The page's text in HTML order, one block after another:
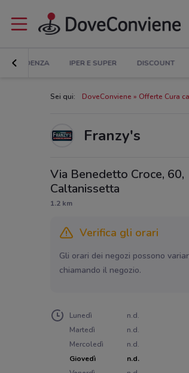
IN EVIDENZA IPER E SUPER DISCOUNT
Sei qui: DoveConviene Offerte Cura
Franzy's
Via Benedetto Croce, 60,
Caltanissetta
1.2 km
Verifica gli orari
Gli orari dei negozi possono
chiamando il negozio.
Lunedì
n.d.
Martedì
n.d.
Mercoledì
n.d.
Giovedì
n.d.